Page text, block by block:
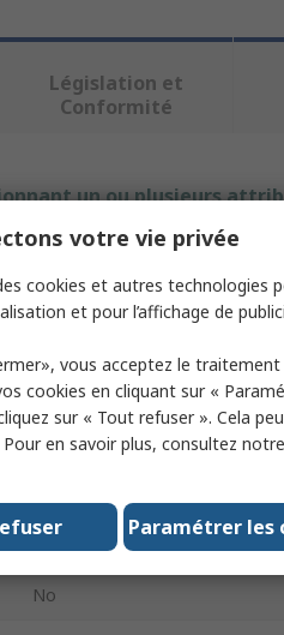
Législation et
Conformité
un ou plusieurs
Valeur
HARTING
Outil de sertissage
Outil de sertissage
Contacts de connecteur Han
E, contacts de connecteur Han-
220mm
No
votre vie privée
cookies et autres technologies
et pour l’affichage de
vous acceptez le
cookies en cliquant sur «
sur « Tout refuser ». Cela
en savoir plus, consultez notre
Paramétrer les